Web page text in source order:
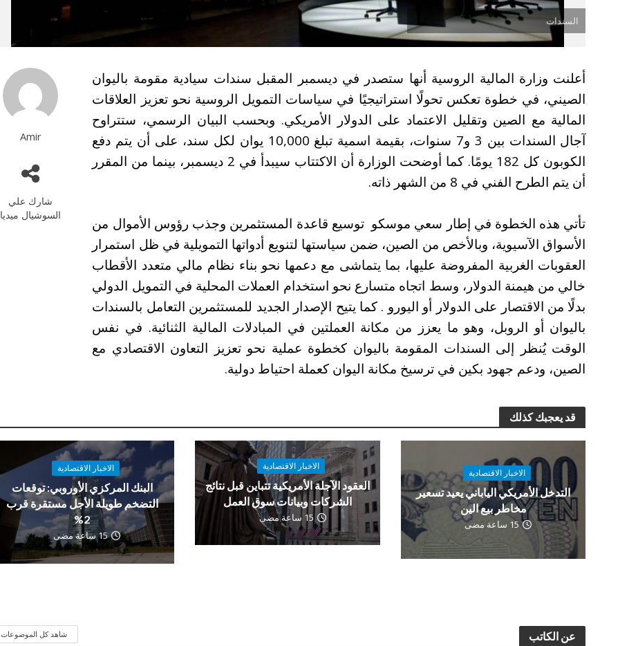
السندات
Amir
شارك علي
السوشيال ميديا
أعلنت وزارة المالية الروسية أنها ستصدر في ديسمبر المقبل سندات سيادية مقومة باليوان
الصيني، في خطوة تعكس تحولًا استراتيجيًا في سياسات التمويل الروسية نحو تعزيز العلاقات
المالية مع الصين وتقليل الاعتماد على الدولار الأمريكي. وبحسب البيان الرسمي، ستتراوح
آجال السندات بين 3 و7 سنوات، بقيمة اسمية تبلغ 10,000 يوان لكل سند، على أن يتم دفع
الكوبون كل 182 يومًا. كما أوضحت الوزارة أن الاكتتاب سيبدأ في 2 ديسمبر، بينما من المقرر
أن يتم الطرح الفني في 8 من الشهر ذاته.
تأتي هذه الخطوة في إطار سعي موسكو توسيع قاعدة المستثمرين وجذب رؤوس الأموال من
الأسواق الآسيوية، وبالأخص من الصين، ضمن سياستها لتنويع أدواتها التمويلية في ظل استمرار
العقوبات الغربية المفروضة عليها، بما يتماشى مع دعمها نحو بناء نظام مالي متعدد الأقطاب
خالي من هيمنة الدولار، وسط اتجاه متسارع نحو استخدام العملات المحلية في التمويل الدولي
بدلًا من الاقتصار على الدولار أو اليورو . كما يتيح الإصدار الجديد للمستثمرين التعامل بالسندات
باليوان أو الروبل، وهو ما يعزز من مكانة العملتين في المبادلات المالية الثنائية. في نفس
الوقت يُنظر إلى السندات المقومة باليوان كخطوة عملية نحو تعزيز التعاون الاقتصادي مع
الصين، ودعم جهود بكين في ترسيخ مكانة اليوان كعملة احتياط دولية.
قد يعجبك كذلك
الاخبار الاقتصادية
التدخل الأمريكي الياباني يعيد تسعير
مخاطر بيع الين
15 ساعة مضى
الاخبار الاقتصادية
العقود الآجلة الأمريكية تتباين قبل نتائج
الشركات وبيانات سوق العمل
15 ساعة مضى
الاخبار الاقتصادية
البنك المركزي الأوروبي: توقعات
التضخم طويلة الأجل مستقرة قرب
2%
15 ساعة مضى
عن الكاتب شاهد كل الموضوعات